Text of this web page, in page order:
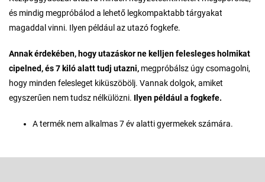
és mindig megpróbálod a lehető legkompaktabb tárgyakat
magaddal vinni. Ilyen például az utazó fogkefe.
Annak érdekében, hogy utazáskor ne kelljen felesleges holmikat
cipelned, és 7 kiló alatt tudj utazni, megpróbálsz úgy csomagolni,
hogy minden felesleget kiküszöbölj. Vannak dolgok, amiket
egyszerűen nem tudsz nélkülözni. Ilyen például a fogkefe.
A termék nem alkalmas 7 év alatti gyermekek számára.